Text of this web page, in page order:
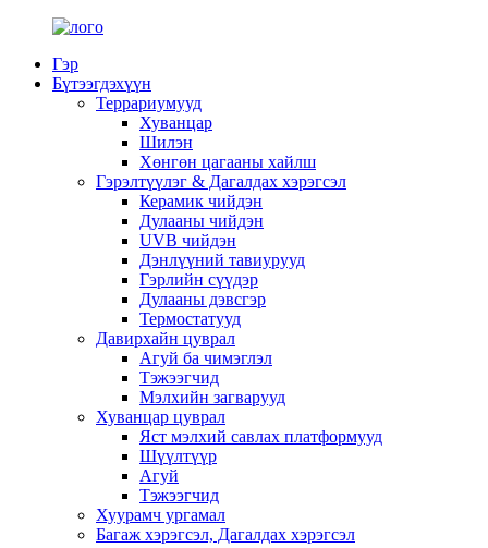
Гэр
Бүтээгдэхүүн
Террариумууд
Хуванцар
Шилэн
Хөнгөн цагааны хайлш
Гэрэлтүүлэг & Дагалдах хэрэгсэл
Керамик чийдэн
Дулааны чийдэн
UVB чийдэн
Дэнлүүний тавиурууд
Гэрлийн сүүдэр
Дулааны дэвсгэр
Термостатууд
Давирхайн цуврал
Агуй ба чимэглэл
Тэжээгчид
Мэлхийн загварууд
Хуванцар цуврал
Яст мэлхий савлах платформууд
Шүүлтүүр
Агуй
Тэжээгчид
Хуурамч ургамал
Багаж хэрэгсэл, Дагалдах хэрэгсэл